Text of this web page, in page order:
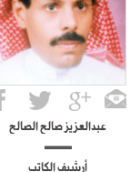
عبدالعزيز صالح الصالح
أرشيف الكاتب